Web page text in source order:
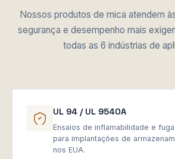
Nossos produtos de mica atendem
segurança e desempenho mais
todas as 6 indústrias de
UL 94 / UL 9540A
Ensaios de inflamabilidade e fuga
para implantações de
nos EUA.